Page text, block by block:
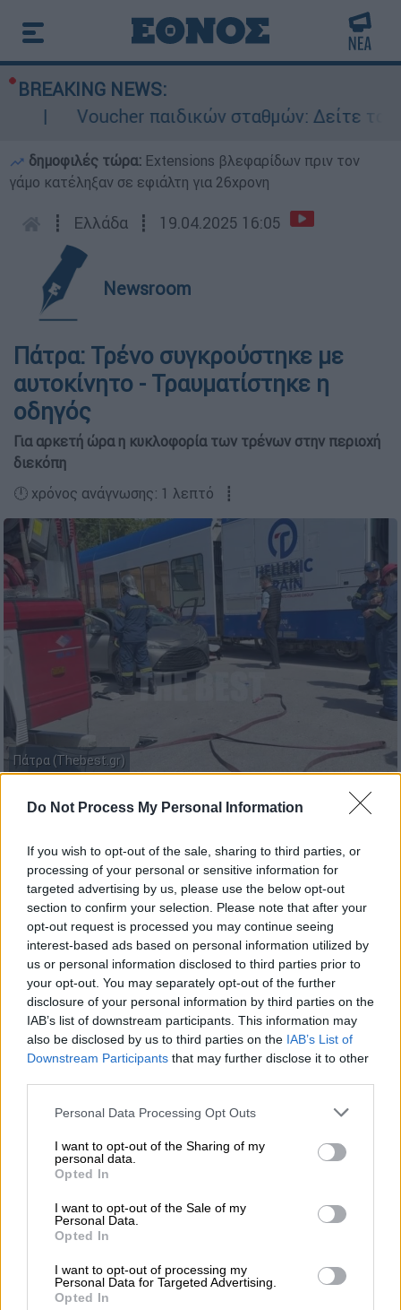
Do Not Process My Personal Information
If you wish to opt-out of the sale, sharing to third parties, or
processing of your personal or sensitive information for
targeted advertising by us, please use the below opt-out
section to confirm your selection. Please note that after your
opt-out request is processed you may continue seeing
interest-based ads based on personal information utilized by
us or personal information disclosed to third parties prior to
your opt-out. You may separately opt-out of the further
disclosure of your personal information by third parties on the
IAB’s list of downstream participants. This information may
also be disclosed by us to third parties on the IAB’s List of
Downstream Participants that may further disclose it to other
Please note that this website/app uses one or more Google
not limited to your visit or usage behaviour. You may click to
grant or deny consent to Google and its third-party tags to
use your data for below specified purposes in below Google
consent section.
Personal Data Processing Opt Outs
I want to opt-out of the Sharing of my
personal data.
Opted In
I want to opt-out of the Sale of my
Personal Data.
Opted In
I want to opt-out of processing my
Personal Data for Targeted Advertising.
Opted In
BREAKING NEWS:
Voucher παιδικών σταθμών: Δείτε τα
δημοφιλές τώρα: Extensions βλεφαρίδων πριν τον
γάμο κατέληξαν σε εφιάλτη για 26χρονη
┋ Ελλάδα ┋ 19.04.2025 16:05
Newsroom
Πάτρα: Τρένο συγκρούστηκε με
αυτοκίνητο - Τραυματίστηκε η
οδηγός
Για αρκετή ώρα η κυκλοφορία των τρένων στην περιοχή
διεκόπη
🕛 χρόνος ανάγνωσης: 1 λεπτό ┋
Πάτρα (Thebest.gr)
Προσθέστε το ΕΘΝΟΣ στη Google
Σοβαρό τροχαίο ατύχημασημειώθηκε το
μεσημέρι τουΜεγάλου Σαββάτου (19/4),
σιδηροδρομικές γραμμές στο ύψος της οδού
Ανθείας στην Πάτρα, όταν αυτοκίνητο
συγκρούστηκε με συρμό τουΠροαστιακού
Σύμφωνα με το thebest.gr, η οδηγός του
οχήματος, εγκλωβίστηκε στο όχημα.
Ελλάδα|19.04.2025 15:44
Σοκάρει η δολοφονία 42χρονου στην
Καλλιθέα: Το σκοτεινό παρελθόν του
θύματος - Τις κάμερες ασφαλείας
εξετάζουν οι Αρχές
Στο σημείο έσπευσαν άμεσα δυνάμεις της